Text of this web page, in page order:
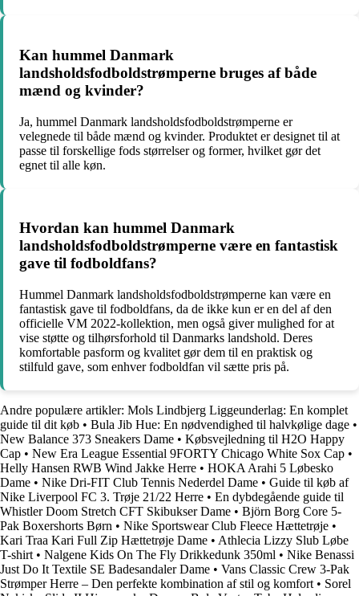
Kan hummel Danmark
landsholdsfodboldstrømperne bruges af både
mænd og kvinder?
Ja, hummel Danmark landsholdsfodboldstrømperne er
velegnede til både mænd og kvinder. Produktet er designet til at
passe til forskellige fods størrelser og former, hvilket gør det
egnet til alle køn.
Hvordan kan hummel Danmark
landsholdsfodboldstrømperne være en fantastisk
gave til fodboldfans?
Hummel Danmark landsholdsfodboldstrømperne kan være en
fantastisk gave til fodboldfans, da de ikke kun er en del af den
officielle VM 2022-kollektion, men også giver mulighed for at
vise støtte og tilhørsforhold til Danmarks landshold. Deres
komfortable pasform og kvalitet gør dem til en praktisk og
stilfuld gave, som enhver fodboldfan vil sætte pris på.
Andre populære artikler: Mols Lindbjerg Liggeunderlag: En komplet
guide til dit køb • Bula Jib Hue: En nødvendighed til halvkølige dage •
New Balance 373 Sneakers Dame • Købsvejledning til H2O Happy
Cap • New Era League Essential 9FORTY Chicago White Sox Cap •
Helly Hansen RWB Wind Jakke Herre • HOKA Arahi 5 Løbesko
Dame • Nike Dri-FIT Club Tennis Nederdel Dame • Guide til køb af
Nike Liverpool FC 3. Trøje 21/22 Herre • En dybdegående guide til
Whistler Doom Stretch CFT Skibukser Dame • Björn Borg Core 5-
Pak Boxershorts Børn • Nike Sportswear Club Fleece Hættetrøje •
Kari Traa Kari Full Zip Hættetrøje Dame • Athlecia Lizzy Slub Løbe
T-shirt • Nalgene Kids On The Fly Drikkedunk 350ml • Nike Benassi
Just Do It Textile SE Badesandaler Dame • Vans Classic Crew 3-Pak
Strømper Herre – Den perfekte kombination af stil og komfort • Sorel